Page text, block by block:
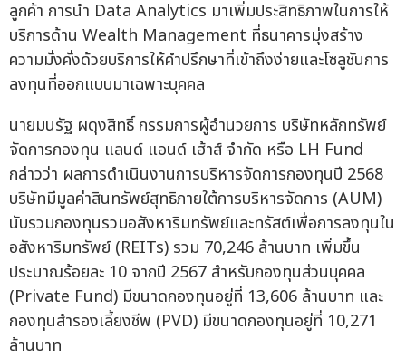
ลูกค้า การนำ Data Analytics มาเพิ่มประสิทธิภาพในการให้
บริการด้าน Wealth Management ที่ธนาคารมุ่งสร้าง
ความมั่งคั่งด้วยบริการให้คำปรึกษาที่เข้าถึงง่ายและโซลูชันการ
ลงทุนที่ออกแบบมาเฉพาะบุคคล
นายมนรัฐ ผดุงสิทธิ์ กรรมการผู้อำนวยการ บริษัทหลักทรัพย์
จัดการกองทุน แลนด์ แอนด์ เฮ้าส์ จำกัด หรือ LH Fund
กล่าวว่า ผลการดำเนินงานการบริหารจัดการกองทุนปี 2568
บริษัทมีมูลค่าสินทรัพย์สุทธิภายใต้การบริหารจัดการ (AUM)
นับรวมกองทุนรวมอสังหาริมทรัพย์และทรัสต์เพื่อการลงทุนใน
อสังหาริมทรัพย์ (REITs) รวม 70,246 ล้านบาท เพิ่มขึ้น
ประมาณร้อยละ 10 จากปี 2567 สำหรับกองทุนส่วนบุคคล
(Private Fund) มีขนาดกองทุนอยู่ที่ 13,606 ล้านบาท และ
กองทุนสำรองเลี้ยงชีพ (PVD) มีขนาดกองทุนอยู่ที่ 10,271
ล้านบาท